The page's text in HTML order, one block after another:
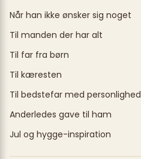
Når han ikke ønsker sig noget
Til manden der har alt
Til far fra børn
Til kæresten
Til bedstefar med personlighed
Anderledes gave til ham
Jul og hygge-inspiration